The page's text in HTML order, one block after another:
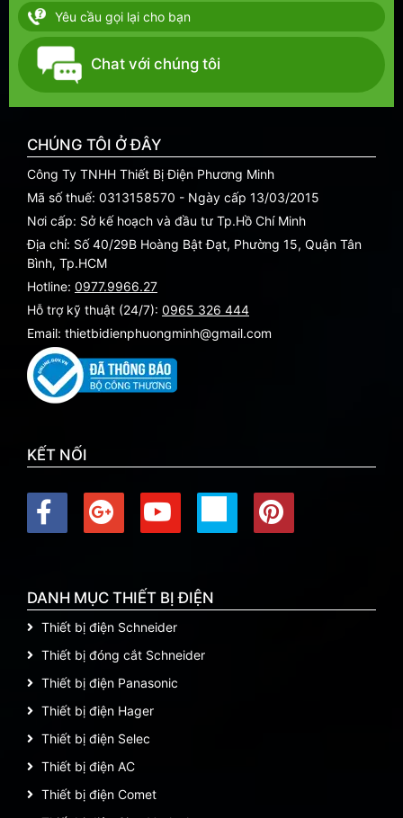
Yêu cầu gọi lại cho bạn
Chat với chúng tôi
CHÚNG TÔI Ở ĐÂY
Công Ty TNHH Thiết Bị Điện Phương Minh
Mã số thuế: 0313158570 - Ngày cấp 13/03/2015
Nơi cấp: Sở kế hoạch và đầu tư Tp.Hồ Chí Minh
Địa chỉ: Số 40/29B Hoàng Bật Đạt, Phường 15, Quận Tân
Bình, Tp.HCM
Hotline: 0977.9966.27
Hỗ trợ kỹ thuật (24/7): 0965 326 444
Email: thietbidienphuongminh@gmail.com
KẾT NỐI
DANH MỤC THIẾT BỊ ĐIỆN
Thiết bị điện Schneider
Thiết bị đóng cắt Schneider
Thiết bị điện Panasonic
Thiết bị điện Hager
Thiết bị điện Selec
Thiết bị điện AC
Thiết bị điện Comet